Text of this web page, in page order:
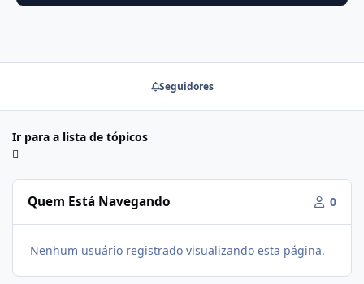
Seguidores
Ir para a lista de tópicos
Quem Está Navegando 0
Nenhum usuário registrado visualizando esta página.